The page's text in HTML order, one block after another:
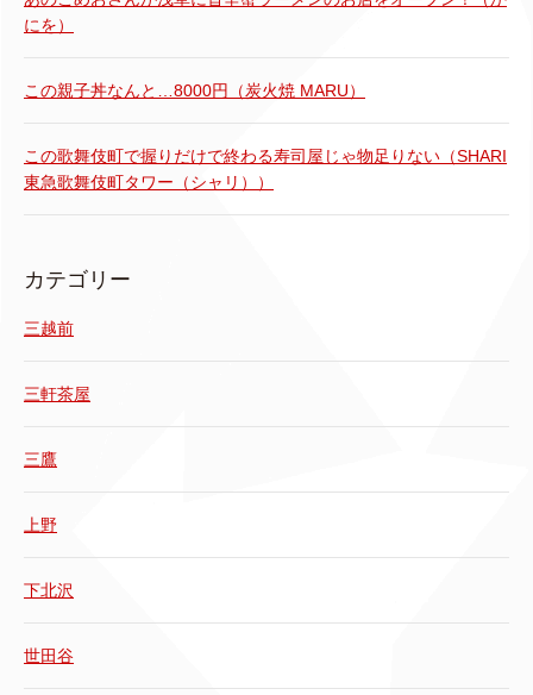
にを）
この親子丼なんと…8000円（炭火焼 MARU）
この歌舞伎町で握りだけで終わる寿司屋じゃ物足りない（SHARI
東急歌舞伎町タワー（シャリ））
カテゴリー
三越前
三軒茶屋
三鷹
上野
下北沢
世田谷